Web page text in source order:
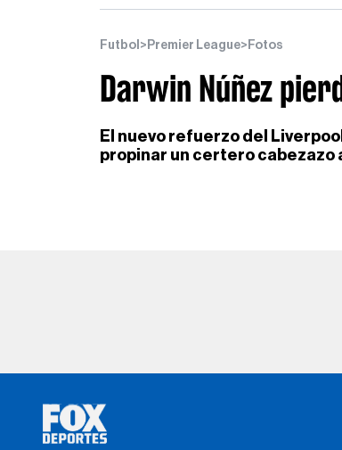
Futbol > Premier League> Fotos
Darwin Núñez
El nuevo refuerzo del
propinar un certero cabezazo